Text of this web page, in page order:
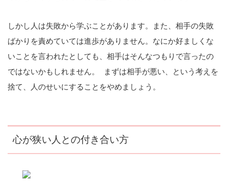
しかし人は失敗から学ぶことがあります。また、相手の失敗
ばかりを責めていては進歩がありません。なにか好ましくな
いことを言われたとしても、相手はそんなつもりで言ったの
ではないかもしれません。 まずは相手が悪い、という考えを
捨て、人のせいにすることをやめましょう。
心が狭い人との付き合い方